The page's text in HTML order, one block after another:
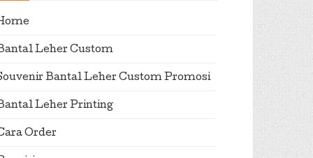
Leher Custom
Bantal Leher Custom Promosi
Leher Printing
Order